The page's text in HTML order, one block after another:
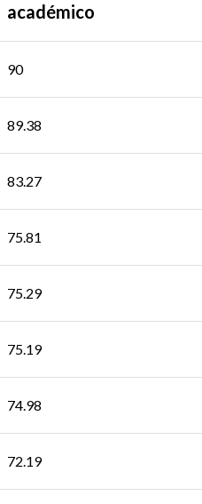
académico
90
89.38
83.27
75.81
75.29
75.19
74.98
72.19